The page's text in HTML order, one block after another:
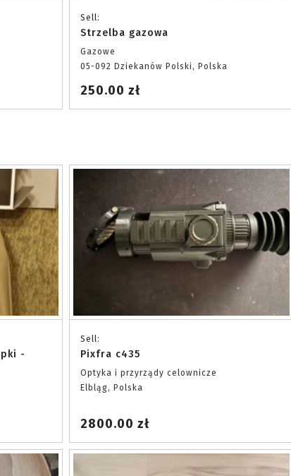
Sell:
Strzelba gazowa
Gazowe
05-092 Dziekanów Polski, Polska
250.00 zł
-
Sell:
Pixfra c435
Optyka i przyrządy celownicze
Elbląg, Polska
2800.00 zł